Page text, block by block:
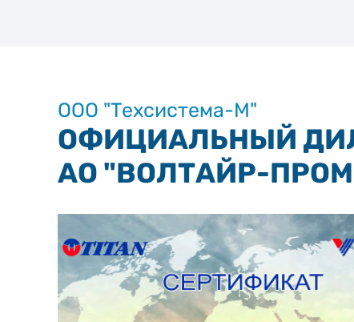
ООО "Техсистема-М"
ОФИЦИАЛЬНЫЙ
АО "ВОЛТАЙР-